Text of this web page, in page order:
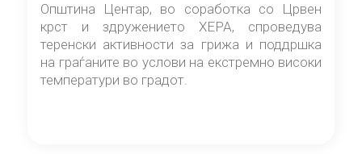
Општина Центар, во соработка со Црвен
крст и здружението ХЕРА, спроведува
теренски активности за грижа и поддршка
на граѓаните во услови на екстремно високи
температури во градот.